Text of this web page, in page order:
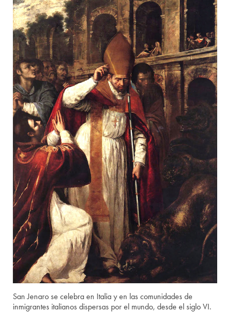
San Jenaro se celebra en Italia y en las comunidades de
inmigrantes italianos dispersas por el mundo, desde el siglo VI.